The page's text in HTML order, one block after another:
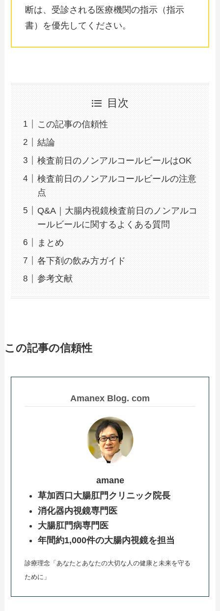
断は、受診される医療機関の指示（指示
書）を優先してください。
目次
この記事の信頼性
結論
検査前日のノンアルコールビールはOK
検査前日のノンアルコールビールの注意
点
Q&A｜大腸内視鏡検査前日のノンアルコ
ールビールに関するよくある質問
まとめ
各下剤の飲み方ガイド
参考文献
この記事の信頼性
Amanex Blog. com
amane
草加西口大腸肛門クリニック院長
消化器内視鏡専門医
大腸肛門病専門医
年間約1,000件の大腸内視鏡を担当
診療理念「あなたとあなたの大切な人の健康と未来を守る
ために」